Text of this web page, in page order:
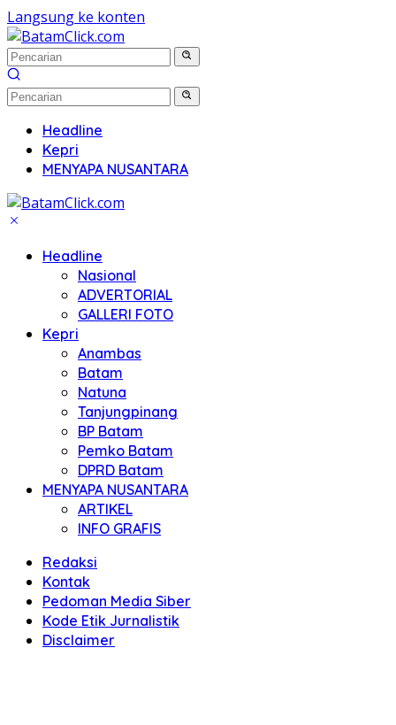
Langsung ke konten
Headline
Kepri
MENYAPA NUSANTARA
Headline
Nasional
ADVERTORIAL
GALLERI FOTO
Kepri
Anambas
Batam
Natuna
Tanjungpinang
BP Batam
Pemko Batam
DPRD Batam
MENYAPA NUSANTARA
ARTIKEL
INFO GRAFIS
Redaksi
Kontak
Pedoman Media Siber
Kode Etik Jurnalistik
Disclaimer